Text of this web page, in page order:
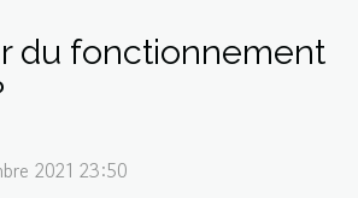
du fonctionnement
2021 23:50